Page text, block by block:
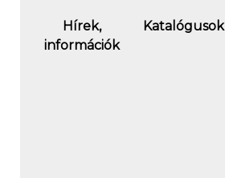
Hírek,
információk
Katalógusok